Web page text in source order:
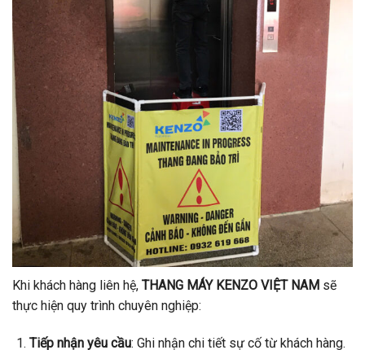
Khi khách hàng liên hệ, THANG MÁY KENZO VIỆT NAM sẽ
thực hiện quy trình chuyên nghiệp:
Tiếp nhận yêu cầu: Ghi nhận chi tiết sự cố từ khách hàng.